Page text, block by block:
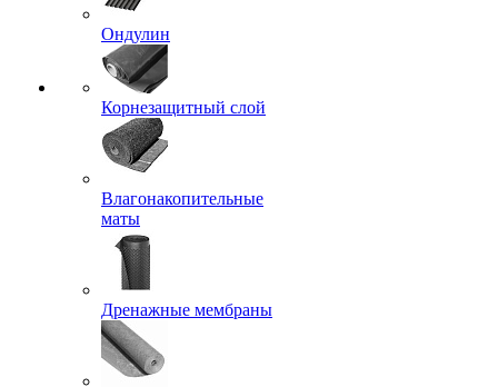
Ондулин
Корнезащитный слой
Влагонакопительные
маты
Дренажные мембраны